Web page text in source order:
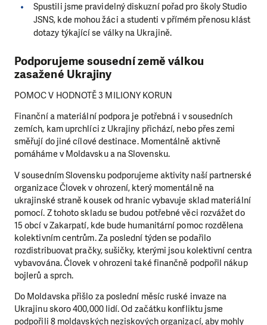
Spustili jsme pravidelný diskuzní pořad pro školy Studio
JSNS, kde mohou žáci a studenti v přímém přenosu klást
dotazy týkající se války na Ukrajině.
Podporujeme sousední země válkou
zasažené Ukrajiny
POMOC V HODNOTĚ 3 MILIONY KORUN
Finanční a materiální podpora je potřebná i v sousedních
zemích, kam uprchlíci z Ukrajiny přichází, nebo přes zemi
směřují do jiné cílové destinace. Momentálně aktivně
pomáháme v Moldavsku a na Slovensku.
V sousedním Slovensku podporujeme aktivity naší partnerské
organizace Človek v ohrození, který momentálně na
ukrajinské straně kousek od hranic vybavuje sklad materiální
pomocí. Z tohoto skladu se budou potřebné věci rozvážet do
15 obcí v Zakarpatí, kde bude humanitární pomoc rozdělena
kolektivním centrům. Za poslední týden se podařilo
rozdistribuovat pračky, sušičky, kterými jsou kolektivní centra
vybavována. Človek v ohrozeni také finančně podpořil nákup
bojlerů a sprch.
Do Moldavska přišlo za poslední měsíc ruské invaze na
Ukrajinu skoro 400,000 lidí. Od začátku konfliktu jsme
podpořili 8 moldavských neziskových organizací, aby mohly